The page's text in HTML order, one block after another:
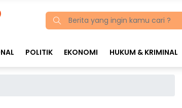
POLITIK EKONOMI HUKUM & KRIMINAL